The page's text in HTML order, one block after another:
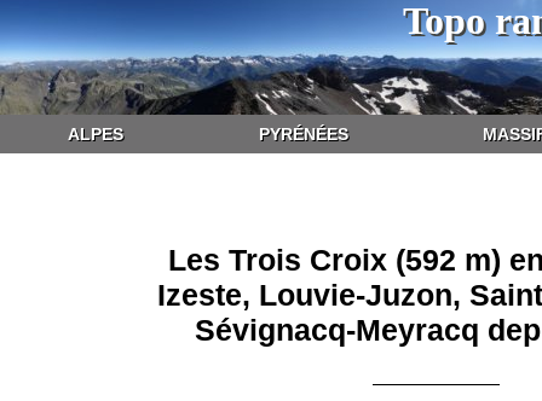
Topo
ALPES PYRÉNÉES
Les Trois Croix (592 m)
Izeste, Louvie-Juzon,
Sévignacq-Meyracq